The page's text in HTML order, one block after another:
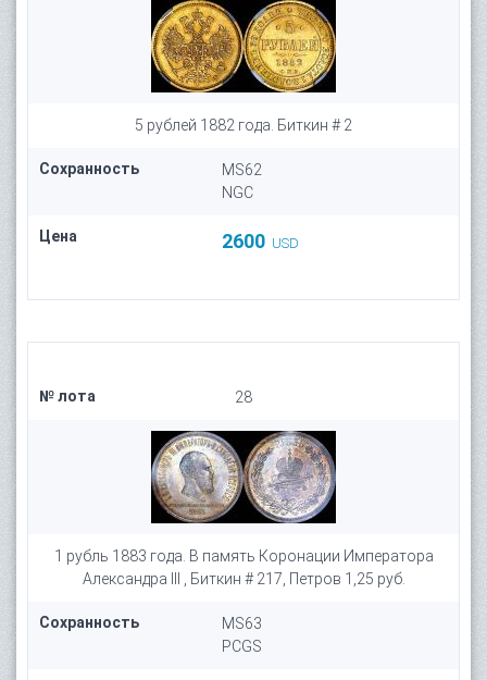
5 рублей 1882 года. Биткин # 2
Сохранность
MS62
NGC
Цена 2600 USD
№ лота 28
1 рубль 1883 года. В память Коронации Императора
Александра III , Биткин # 217, Петров 1,25 руб.
Сохранность
MS63
PCGS